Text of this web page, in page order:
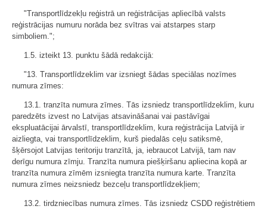
"Transportlīdzekļu reģistrā un reģistrācijas apliecībā valsts
reģistrācijas numuru norāda bez svītras vai atstarpes starp
simboliem.";
1.5. izteikt 13. punktu šādā redakcijā:
"13. Transportlīdzeklim var izsniegt šādas speciālas nozīmes
numura zīmes:
13.1. tranzīta numura zīmes. Tās izsniedz transportlīdzeklim, kuru
paredzēts izvest no Latvijas atsavināšanai vai pastāvīgai
ekspluatācijai ārvalstī, transportlīdzeklim, kura reģistrācija Latvijā ir
aizliegta, vai transportlīdzeklim, kurš piedalās ceļu satiksmē,
šķērsojot Latvijas teritoriju tranzītā, ja, iebraucot Latvijā, tam nav
derīgu numura zīmju. Tranzīta numura piešķiršanu apliecina kopā ar
tranzīta numura zīmēm izsniegta tranzīta numura karte. Tranzīta
numura zīmes neizsniedz bezceļu transportlīdzekļiem;
13.2. tirdzniecības numura zīmes. Tās izsniedz CSDD reģistrētiem